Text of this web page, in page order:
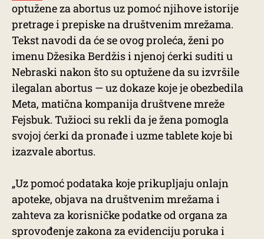
optužene za abortus uz pomoć njihove istorije
pretrage i prepiske na društvenim mrežama.
Tekst navodi da će se ovog proleća, ženi po
imenu Džesika Berdžis i njenoj ćerki suditi u
Nebraski nakon što su optužene da su izvršile
ilegalan abortus — uz dokaze koje je obezbedila
Meta, matična kompanija društvene mreže
Fejsbuk. Tužioci su rekli da je žena pomogla
svojoj ćerki da pronađe i uzme tablete koje bi
izazvale abortus.
„Uz pomoć podataka koje prikupljaju onlajn
apoteke, objava na društvenim mrežama i
zahteva za korisničke podatke od organa za
sprovođenje zakona za evidenciju poruka i